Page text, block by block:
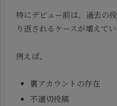
特にデビュー前は、過去の
り返されるケースが増えてい
例えば、
裏アカウントの存在
不適切投稿